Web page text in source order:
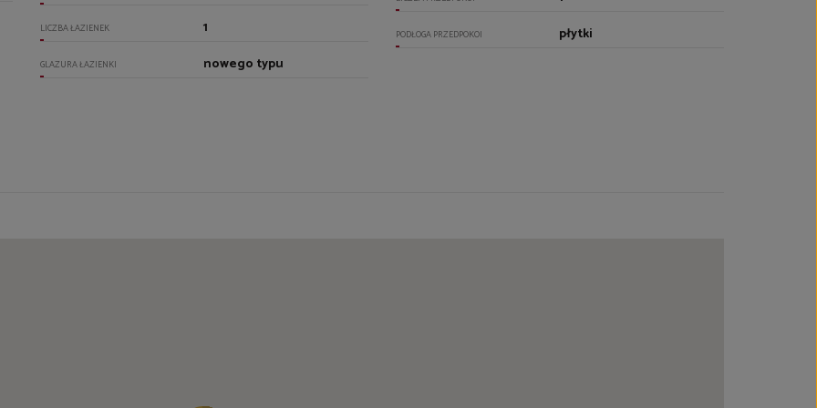
LICZBA ŁAZIENEK 1
GLAZURA ŁAZIENKI nowego typu
PODŁOGA PRZEDPOKOI płytki